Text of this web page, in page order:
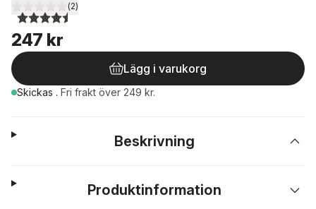
4,5utav 5 stjärnor. Totalt antal röster:
(2)
247 kr
Lägg i varukorg
Skickas . Fri frakt över 249 kr.
Beskrivning
Produktinformation